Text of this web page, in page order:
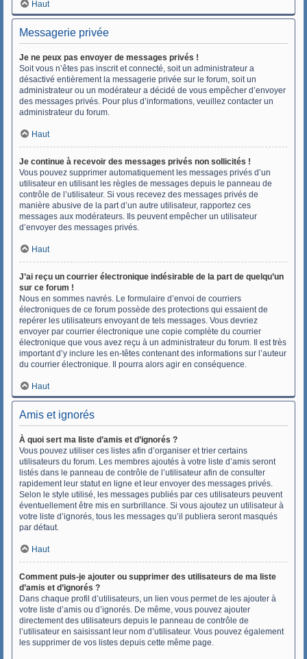
Haut
Messagerie privée
Je ne peux pas envoyer de messages privés !
Soit vous n’êtes pas inscrit et connecté, soit un administrateur a
désactivé entièrement la messagerie privée sur le forum, soit un
administrateur ou un modérateur a décidé de vous empêcher d’envoyer
des messages privés. Pour plus d’informations, veuillez contacter un
administrateur du forum.
Haut
Je continue à recevoir des messages privés non sollicités !
Vous pouvez supprimer automatiquement les messages privés d’un
utilisateur en utilisant les règles de messages depuis le panneau de
contrôle de l’utilisateur. Si vous recevez des messages privés de
manière abusive de la part d’un autre utilisateur, rapportez ces
messages aux modérateurs. Ils peuvent empêcher un utilisateur
d’envoyer des messages privés.
Haut
J’ai reçu un courrier électronique indésirable de la part de quelqu’un
sur ce forum !
Nous en sommes navrés. Le formulaire d’envoi de courriers
électroniques de ce forum possède des protections qui essaient de
repérer les utilisateurs envoyant de tels messages. Vous devriez
envoyer par courrier électronique une copie complète du courrier
électronique que vous avez reçu à un administrateur du forum. Il est très
important d’y inclure les en-têtes contenant des informations sur l’auteur
du courrier électronique. Il pourra alors agir en conséquence.
Haut
Amis et ignorés
À quoi sert ma liste d’amis et d’ignorés ?
Vous pouvez utiliser ces listes afin d’organiser et trier certains
utilisateurs du forum. Les membres ajoutés à votre liste d’amis seront
listés dans le panneau de contrôle de l’utilisateur afin de consulter
rapidement leur statut en ligne et leur envoyer des messages privés.
Selon le style utilisé, les messages publiés par ces utilisateurs peuvent
éventuellement être mis en surbrillance. Si vous ajoutez un utilisateur à
votre liste d’ignorés, tous les messages qu’il publiera seront masqués
par défaut.
Haut
Comment puis-je ajouter ou supprimer des utilisateurs de ma liste
d’amis et d’ignorés ?
Dans chaque profil d’utilisateurs, un lien vous permet de les ajouter à
votre liste d’amis ou d’ignorés. De même, vous pouvez ajouter
directement des utilisateurs depuis le panneau de contrôle de
l’utilisateur en saisissant leur nom d’utilisateur. Vous pouvez également
les supprimer de vos listes depuis cette même page.